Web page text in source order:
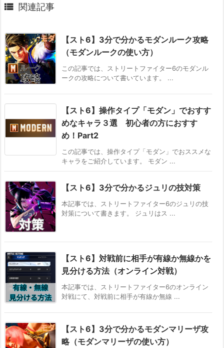
 関連記事
【スト6】3分で分かるモダンルーク攻略
（モダンルークの使い方）
この記事では、ストリートファイター6のモダンル
ークの攻略について書いています。 ...
【スト6】操作タイプ「モダン」でおすす
めなキャラ３選 初心者の方におすす
め！Part2
この記事では、操作タイプ「モダン」でおススメな
キャラをご紹介しています。 モダン ...
【スト6】3分で分かるジュリの技対策
本記事では、ストリートファイター6のジュリの技
対策について書きます。 ジュリはス ...
【スト6】対戦前に相手が有線か無線かを
見分ける方法（オンライン対戦）
本記事では、ストリートファイター6のオンライン
対戦にて、対戦前に相手が有線か無線 ...
【スト6】3分で分かるモダンマリーザ攻
略（モダンマリーザの使い方）